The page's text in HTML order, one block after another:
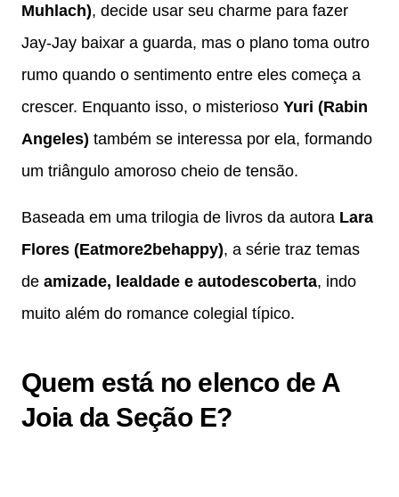
Muhlach), decide usar seu charme para fazer
Jay-Jay baixar a guarda, mas o plano toma outro
rumo quando o sentimento entre eles começa a
crescer. Enquanto isso, o misterioso Yuri (Rabin
Angeles) também se interessa por ela, formando
um triângulo amoroso cheio de tensão.
Baseada em uma trilogia de livros da autora Lara
Flores (Eatmore2behappy), a série traz temas
de amizade, lealdade e autodescoberta, indo
muito além do romance colegial típico.
Quem está no elenco de A
Joia da Seção E?